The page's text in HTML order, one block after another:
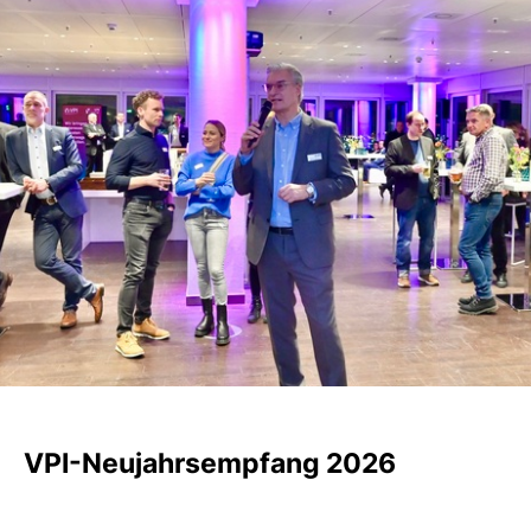
VPI-Neujahrsempfang 2026